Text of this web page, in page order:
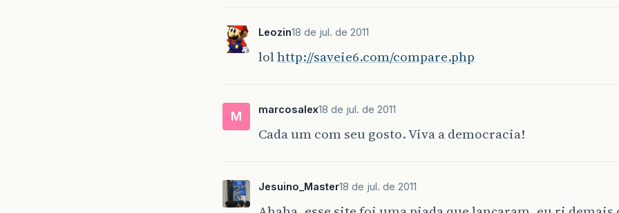
Leozin18 de jul. de 2011
lolhttp://saveie6.com/compare.php
M marcosalex18 de jul. de 2011
Cada um com seu gosto. Viva a democracia!
Jesuino_Master18 de jul. de 2011